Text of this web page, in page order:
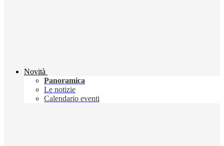
Novità
Panoramica
Le notizie
Calendario eventi